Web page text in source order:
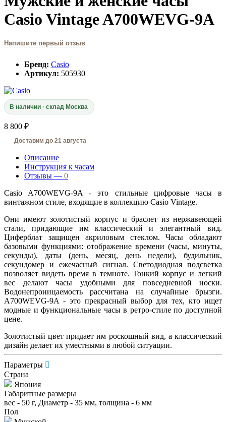
Casio Vintage A700WEVG-9A
Напишите первый отзыв
Бренд: Casio
Артикул: 505930
В наличии · склад Москва
8 800 ₽
Доставим до 21 августа
Описание
Инструкция к часам
Отзывы — 0
Casio A700WEVG-9A - это стильные цифровые часы в
винтажном стиле, входящие в коллекцию Casio Vintage.
Они имеют золотистый корпус и браслет из нержавеющей
стали, придающие им классический и элегантный вид.
Циферблат защищен акриловым стеклом. Часы обладают
базовыми функциями: отображение времени (часы, минуты,
секунды), даты (день, месяц, день недели), будильник,
секундомер и ежечасный сигнал. Светодиодная подсветка
позволяет видеть время в темноте. Тонкий корпус и легкий
вес делают часы удобными для повседневной носки.
Водонепроницаемость рассчитана на случайные брызги.
A700WEVG-9A - это прекрасный выбор для тех, кто ищет
модные и функциональные часы в ретро-стиле по доступной
цене.
Золотистый цвет придает им роскошный вид, а классический
дизайн делает их уместными в любой ситуации.
Параметры
Страна
Япония
Габаритные размеры
вес - 50 г, Диаметр - 35 мм, толщина - 6 мм
Пол